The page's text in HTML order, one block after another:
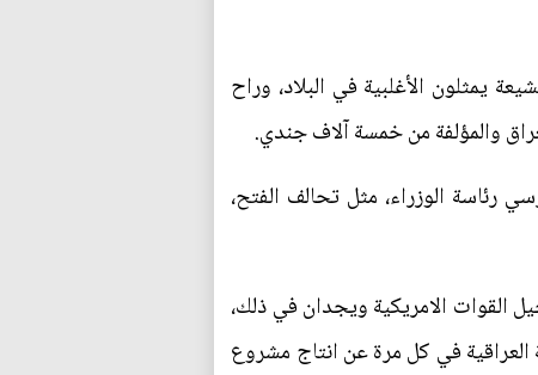
يمثلون الأغلبية في البلاد، وراح
والمؤلفة من خمسة آلاف جندي.
رئاسة الوزراء، مثل تحالف الفتح،
القوات الامريكية ويجدان في ذلك،
العراقية في كل مرة عن انتاج مشروع